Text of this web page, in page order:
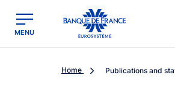
Banque de France - Menu Principal
MENU
Home Publications and